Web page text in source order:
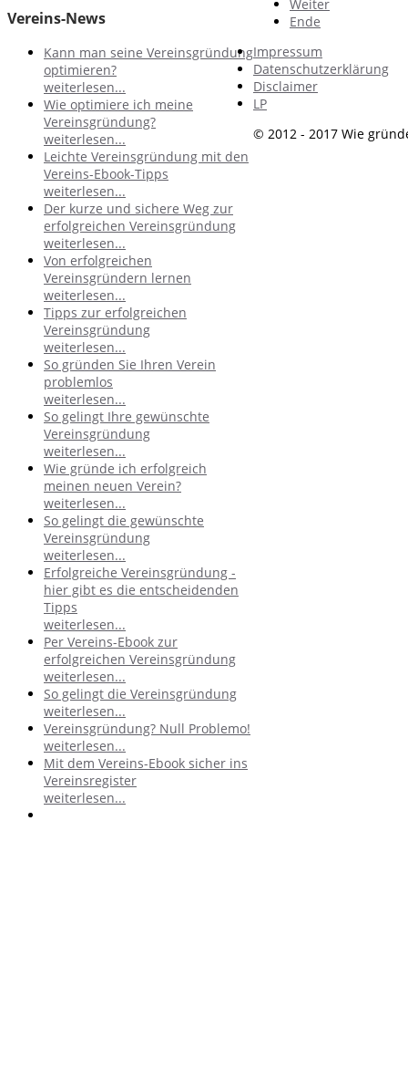
Vereins-News
Kann man seine Vereinsgründung
optimieren?
weiterlesen...
Wie optimiere ich meine
Vereinsgründung?
weiterlesen...
Leichte Vereinsgründung mit den
Vereins-Ebook-Tipps
weiterlesen...
Der kurze und sichere Weg zur
erfolgreichen Vereinsgründung
weiterlesen...
Von erfolgreichen
Vereinsgründern lernen
weiterlesen...
Tipps zur erfolgreichen
Vereinsgründung
weiterlesen...
So gründen Sie Ihren Verein
problemlos
weiterlesen...
So gelingt Ihre gewünschte
Vereinsgründung
weiterlesen...
Wie gründe ich erfolgreich
meinen neuen Verein?
weiterlesen...
So gelingt die gewünschte
Vereinsgründung
weiterlesen...
Erfolgreiche Vereinsgründung -
hier gibt es die entscheidenden
Tipps
weiterlesen...
Per Vereins-Ebook zur
erfolgreichen Vereinsgründung
weiterlesen...
So gelingt die Vereinsgründung
weiterlesen...
Vereinsgründung? Null Problemo!
weiterlesen...
Mit dem Vereins-Ebook sicher ins
Vereinsregister
weiterlesen...
Weiter
Ende
Impressum
Datenschutzerklärung
Disclaimer
LP
© 2012 - 2017 Wie